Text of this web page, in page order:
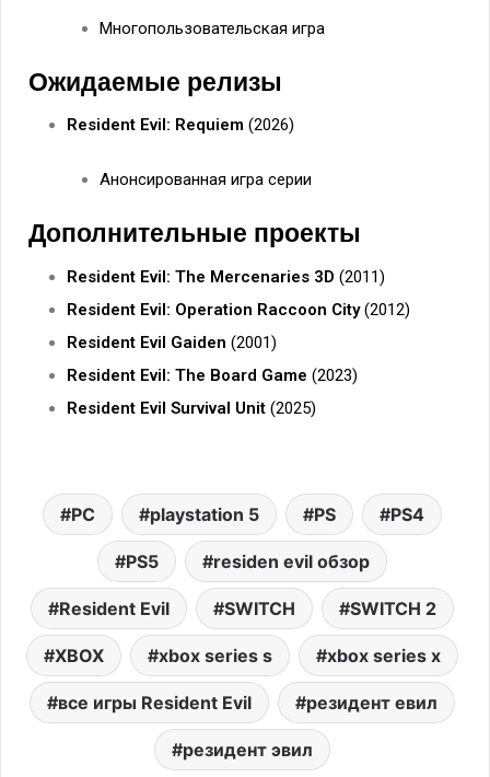
Многопользовательская игра
Ожидаемые релизы
Resident Evil: Requiem (2026)
Анонсированная игра серии
Дополнительные проекты
Resident Evil: The Mercenaries 3D (2011)
Resident Evil: Operation Raccoon City(2012)
Resident Evil Gaiden (2001)
Resident Evil: The Board Game (2023)
Resident Evil Survival Unit (2025)
PC playstation 5 PS PS4
PS5 residen evil обзор
Resident Evil SWITCH SWITCH 2
XBOX xbox series s xbox series x
все игры Resident Evil резидент евил
резидент эвил